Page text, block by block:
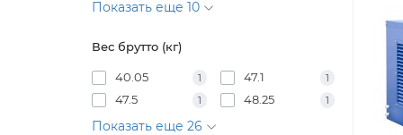
Показать еще 10
Вес брутто (кг)
40.05 1 47.1 1
47.5 1 48.25 1
Показать еще 26